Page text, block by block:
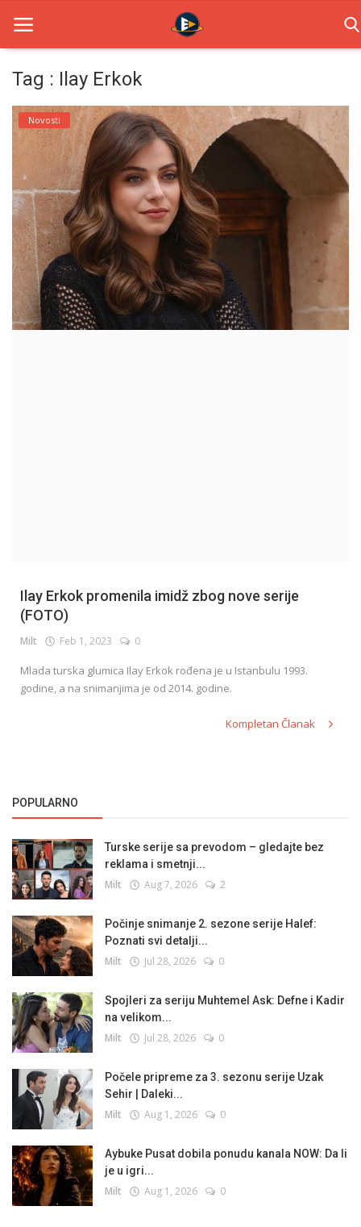
Home
Novosti
TV Serije
Filmovi
Glumci
Contact
Login
Tag : Ilay Erkok
Novosti
Ilay Erkok promenila imidž zbog nove serije
(FOTO)
Milt Feb 1, 2023 0
Mlada turska glumica Ilay Erkok rođena je u Istanbulu 1993.
godine, a na snimanjima je od 2014. godine.
Kompletan Članak
POPULARNO
Turske serije sa prevodom – gledajte bez
reklama i smetnji...
Milt Aug 7, 2026 2
Počinje snimanje 2. sezone serije Halef:
Poznati svi detalji...
Milt Jul 28, 2026 0
Spojleri za seriju Muhtemel Ask: Defne i Kadir
na velikom...
Milt Jul 28, 2026 0
Počele pripreme za 3. sezonu serije Uzak
Sehir | Daleki...
Milt Aug 1, 2026 0
Aybuke Pusat dobila ponudu kanala NOW: Da li
je u igri...
Milt Aug 1, 2026 0